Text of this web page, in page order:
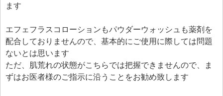
ます
エフェフラスコローションもパウダーウォッシュも薬剤を
配合しておりませんので、基本的にご使用に際しては問題
ないとは思います
ただ、肌荒れの状態がこちらでは把握できませんので、ま
ずはお医者様のご指示に沿うことをお勧め致します